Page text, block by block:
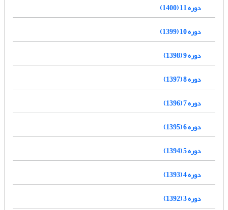
دوره 11 (1400)
دوره 10 (1399)
دوره 9 (1398)
دوره 8 (1397)
دوره 7 (1396)
دوره 6 (1395)
دوره 5 (1394)
دوره 4 (1393)
دوره 3 (1392)